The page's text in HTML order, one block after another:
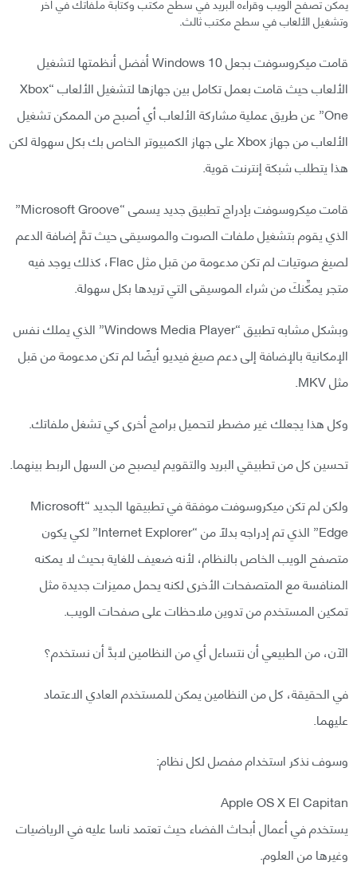
وتشغيل الألعاب في سطح مكتب ثالث.
قامت ميكروسوفت بجعل Windows 10 أفضل أنظمتها لتشغيل
الألعاب حيث قامت بعمل تكامل بين جهازها لتشغيل الألعاب “Xbox
One” عن طريق عملية مشاركة الألعاب أي أصبح من الممكن تشغيل
الألعاب من جهاز Xbox على جهاز الكمبيوتر الخاص بك بكل سهولة لكن
هذا يتطلب شبكة إنترنت قوية.
قامت ميكروسوفت بإدراج تطبيق جديد يسمى “Microsoft Groove”
الذي يقوم بتشغيل ملفات الصوت والموسيقى حيث تمَّ إضافة الدعم
لصيغ صوتيات لم تكن مدعومة من قبل مثل Flac، كذلك يوجد فيه
متجر يمكِّنكَ من شراء الموسيقى التي تريدها بكل سهولة.
وبشكل مشابه تطبيق “Windows Media Player” الذي يملك نفس
الإمكانية بالإضافة إلى دعم صيغ فيديو أيضًا لم تكن مدعومة من قبل
مثل MKV.
وكل هذا يجعلك غير مضطر لتحميل برامج أخرى كي تشغل ملفاتك.
تحسين كل من تطبيقي البريد والتقويم ليصبح من السهل الربط بينهما.
ولكن لم تكن ميكروسوفت موفقة في تطبيقها الجديد “Microsoft
Edge” الذي تم إدراجه بدلًا من “Internet Explorer” لكي يكون
متصفح الويب الخاص بالنظام، لأنه ضعيف للغاية بحيث لا يمكنه
المنافسة مع المتصفحات الأخرى لكنه يحمل مميزات جديدة مثل
تمكين المستخدم من تدوين ملاحظات على صفحات الويب.
الآن، من الطبيعي أن نتساءل أي من النظامين لابدَّ أن نستخدم؟
في الحقيقة، كل من النظامين يمكن للمستخدم العادي الاعتماد
عليهما.
وسوف نذكر استخدام مفصل لكل نظام:
Apple OS X El Capitan
يستخدم في أعمال أبحاث الفضاء حيث تعتمد ناسا عليه في الرياضيات
وغيرها من العلوم.